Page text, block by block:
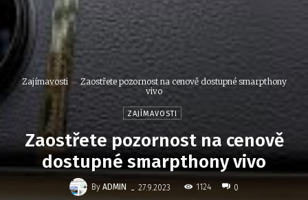
Zajímavosti
Zaostřete pozornost na cenově dostupné smarpthony
vivo
ZAJÍMAVOSTI
Zaostřete pozornost na cenově
dostupné smarpthony vivo
By ADMIN - 27.9.2023 1124 0